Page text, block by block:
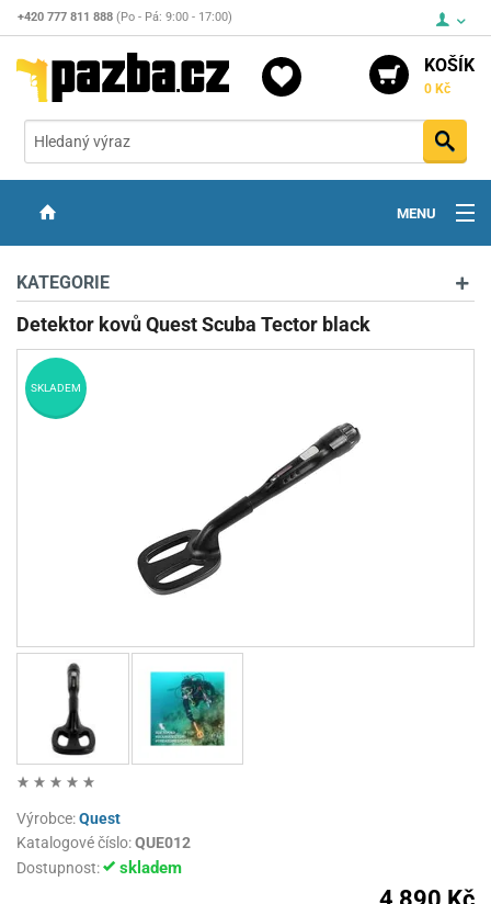
+420 777 811 888 (Po - Pá: 9:00 - 17:00)
KOŠÍK
0 Kč
MENU
STŘELIVO
PŘÍSLUŠENSTVÍ
KATEGORIE
Detektor kovů Quest Scuba Tector black
SKLADEM
Výrobce:Quest
Katalogové číslo:QUE012
Dostupnost:
skladem